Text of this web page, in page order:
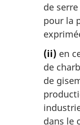
de
pour la
(ii) en
de
de
dans le